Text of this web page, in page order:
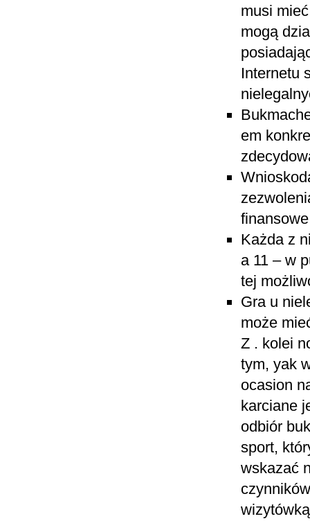
musi
mogą
Internetu
em
Każda z
a 11 – w
tej
Gra u
może
Z . kolei
tym, yak
ocasion
karciane
odbiór
sport,
wskazać